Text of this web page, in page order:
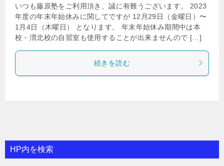
いつも藤原塾をご利用頂き、誠に有難うございます。 2023
年度の年末年始休みに関してですが 12月29日（金曜日）〜
1月4日（木曜日） となります。 年末年始休み期間中は本
校・渭北校の自習室も使用することが出来ませんので […]
続きを読む
HP内を検索